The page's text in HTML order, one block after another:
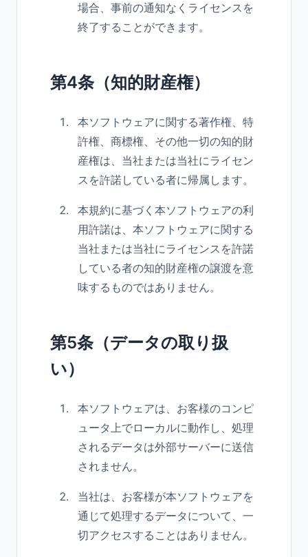
場合、事前の通知なくライセンスを
終了することができます。
第4条（知的財産権）
本ソフトウェアに関する著作権、特
許権、商標権、その他一切の知的財
産権は、当社または当社にライセン
スを許諾している者に帰属します。
本規約に基づく本ソフトウェアの利
用許諾は、本ソフトウェアに関する
当社または当社にライセンスを許諾
している者の知的財産権の譲渡を意
味するものではありません。
第5条（データの取り扱
い）
本ソフトウェアは、お客様のコンピ
ュータ上でローカルに動作し、処理
されるデータは外部サーバーに送信
されません。
当社は、お客様が本ソフトウェアを
通じて処理するデータについて、一
切アクセスすることはありません。